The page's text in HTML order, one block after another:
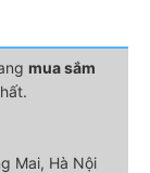
mua sắm
Mai, Hà Nội